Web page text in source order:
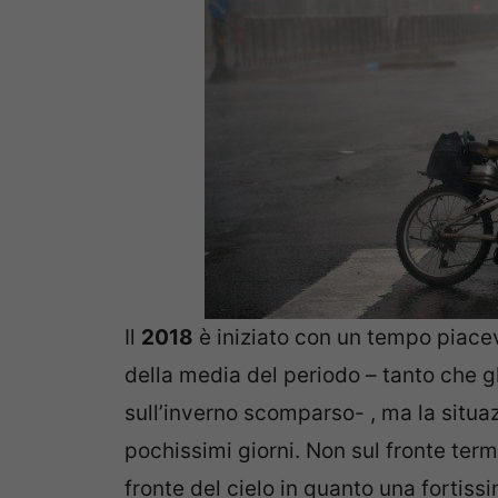
Il 2018 è iniziato con un tempo
della media del periodo – tanto che
sull’inverno scomparso- , ma la
pochissimi giorni. Non sul fronte
fronte del cielo in quanto una